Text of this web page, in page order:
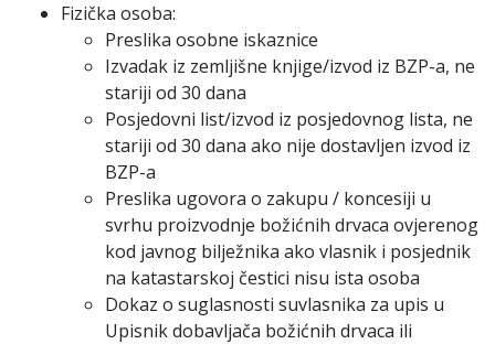
Fizička osoba:
Preslika osobne iskaznice
Izvadak iz zemljišne knjige/izvod iz BZP-a, ne
stariji od 30 dana
Posjedovni list/izvod iz posjedovnog lista, ne
stariji od 30 dana ako nije dostavljen izvod iz
BZP-a
Preslika ugovora o zakupu / koncesiji u
svrhu proizvodnje božićnih drvaca ovjerenog
kod javnog bilježnika ako vlasnik i posjednik
na katastarskoj čestici nisu ista osoba
Dokaz o suglasnosti suvlasnika za upis u
Upisnik dobavljača božićnih drvaca ili